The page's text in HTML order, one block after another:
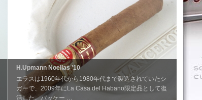
H.Upmann Noellas '10
エラスは1960年代から1980年代まで製造されていたシ
ガーで、2009年にLa Casa del Habano限定品として復
活した。パッケー …